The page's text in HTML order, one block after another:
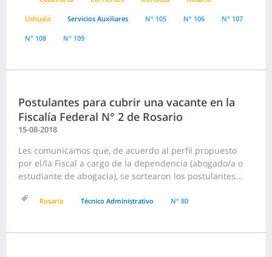
Ushuaia Servicios Auxiliares N° 105 N° 106 N° 107
N° 108 N° 109
Postulantes para cubrir una vacante en la
Fiscalía Federal N° 2 de Rosario
15-08-2018
Les comunicamos que, de acuerdo al perfil propuesto
por el/la Fiscal a cargo de la dependencia (abogado/a o
estudiante de abogacía), se sortearon los postulantes...
Rosario Técnico Administrativo N° 80